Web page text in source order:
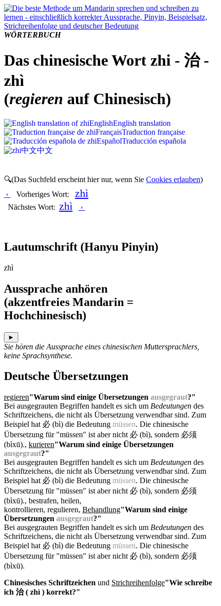
WÖRTERBUCH
Das chinesische Wort zhi - 治 -
zhì
(regieren auf Chinesisch)
EnglishEnglish translation
FrançaisTraduction française
EspañolTraducción española
中文中文
🔍(Das Suchfeld erscheint hier nur, wenn Sie Cookies erlauben)
‹
Vorheriges Wort: zhì
Nächstes Wort: zhì ›
Lautumschrift (Hanyu Pinyin)
zhì
Aussprache anhören
(akzentfreies Mandarin =
Hochchinesisch)
►
Sie hören die Aussprache eines chinesischen Muttersprachlers,
keine Sprachsynthese.
Deutsche Übersetzungen
regieren"Warum sind einige Übersetzungen ausgegraut?"
Bei ausgegrauten Begriffen handelt es sich um Bedeutungen des
Schriftzeichens, die nicht als Übersetzung verwendbar sind. Zum
Beispiel hat 必 (bì) die Bedeutung müssen. Die chinesische
Übersetzung für "müssen" ist aber nicht 必 (bì), sondern 必须
(bìxū)., kurieren"Warum sind einige Übersetzungen
ausgegraut?"
Bei ausgegrauten Begriffen handelt es sich um Bedeutungen des
Schriftzeichens, die nicht als Übersetzung verwendbar sind. Zum
Beispiel hat 必 (bì) die Bedeutung müssen. Die chinesische
Übersetzung für "müssen" ist aber nicht 必 (bì), sondern 必须
(bìxū)., bestrafen, heilen,
kontrollieren, regulieren, Behandlung"Warum sind einige
Übersetzungen ausgegraut?"
Bei ausgegrauten Begriffen handelt es sich um Bedeutungen des
Schriftzeichens, die nicht als Übersetzung verwendbar sind. Zum
Beispiel hat 必 (bì) die Bedeutung müssen. Die chinesische
Übersetzung für "müssen" ist aber nicht 必 (bì), sondern 必须
(bìxū).
Chinesisches Schriftzeichen und Strichreihenfolge"Wie schreibe
ich 治 ( zhì ) korrekt?"